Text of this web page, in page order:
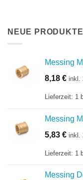
NEUE PRODUKTE
Messing
8,18 € inkl.
Lieferzeit: 1
Messing
5,83 € inkl.
Lieferzeit: 1
Messing